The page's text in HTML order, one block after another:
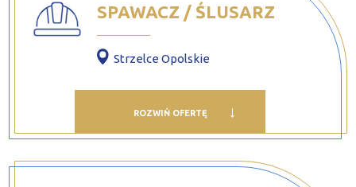
SPAWACZ / ŚLUSARZ
Strzelce Opolskie
ROZWIŃ OFERTĘ